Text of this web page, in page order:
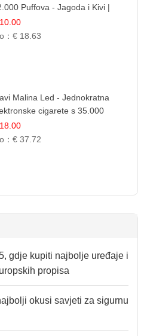
Puffova - Jagoda i Kivi |
Voćna Kombinacija
：€ 18.63
Malina Led - Jednokratna
cigarete s 35.000
| IBVape
：€ 37.72
gdje kupiti najbolje uređaje i
propisa
okusi savjeti za sigurnu